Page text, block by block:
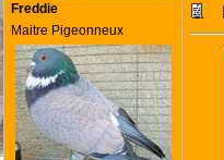
Freddie
Maitre Pigeonneux